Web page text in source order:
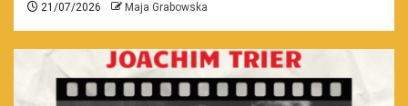
21/07/2026 Maja Grabowska